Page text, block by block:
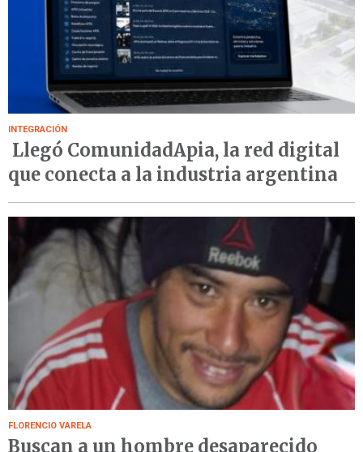
INTEGRACIÓN
Llegó ComunidadApia, la red digital
que conecta a la industria argentina
FLORENCIO VARELA
Buscan a un hombre desaparecido